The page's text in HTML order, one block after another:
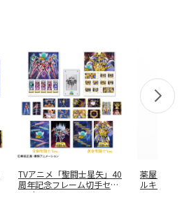
TVアニメ「聖闘士星矢」40
周年記念フレーム切手セッ
ト（コ
薬屋のひと
ルキーホル